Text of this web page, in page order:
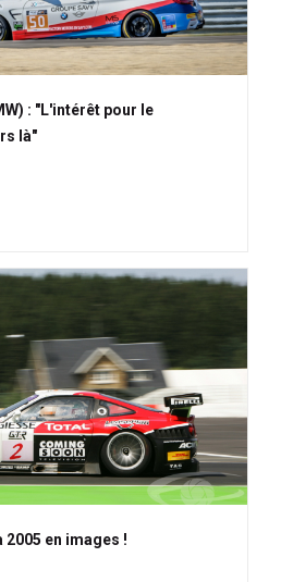
: "L'intérêt pour le
là"
2005 en images !